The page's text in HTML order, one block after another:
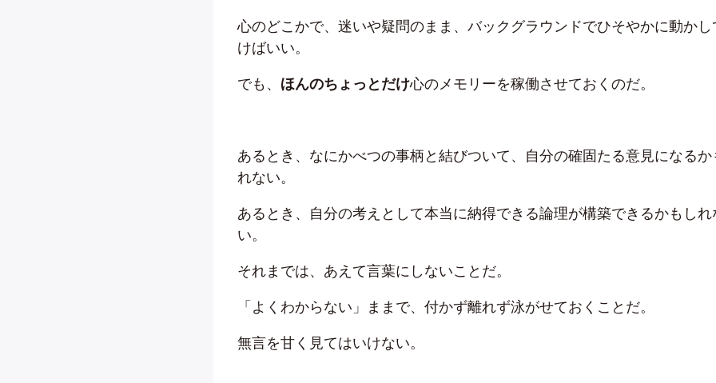
心のどこかで、迷いや疑問のまま、バックグラウンドでひそやかに動かし
けばいい。
でも、 ほんのちょっとだけ心のメモリーを稼働させておくのだ。
あるとき、なにかべつの事柄と結びついて、自分の確固たる意見になるか
れない。
あるとき、自分の考えとして本当に納得できる論理が構築できるかもしれ
い。
それまでは、あえて言葉にしないことだ。
「よくわからない」ままで、付かず離れず泳がせておくことだ。
無言を甘く見てはいけない。